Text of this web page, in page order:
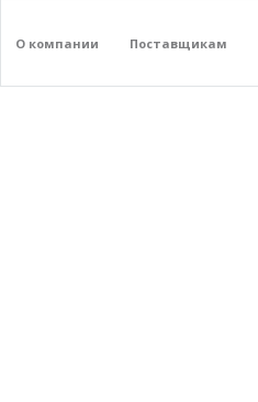
О компании Поставщикам